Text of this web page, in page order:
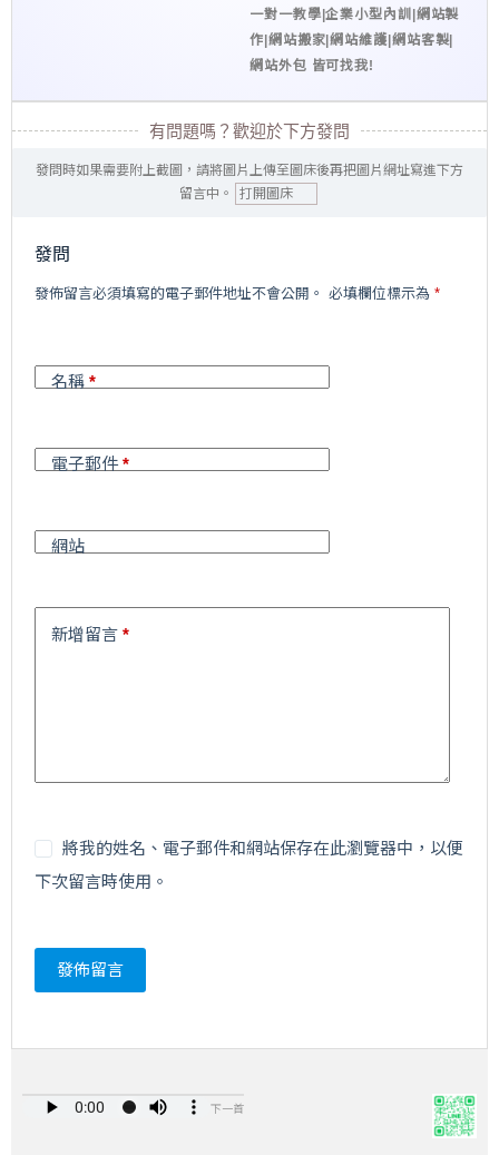
一對一教學|企業小型內訓|網站製
作|網站搬家|網站維護|網站客製|
網站外包 皆可找我!
有問題嗎？歡迎於下方發問
發問時如果需要附上截圖，請將圖片上傳至圖床後再把圖片網址寫進下方
留言中。
打開圖床
發問
發佈留言必須填寫的電子郵件地址不會公開。 必填欄位標示為 *
名稱 *
電子郵件 *
網站
新增留言 *
將我的姓名、電子郵件和網站保存在此瀏覽器中，以便
下次留言時使用。
發佈留言
A
r
n
i
v
下一首